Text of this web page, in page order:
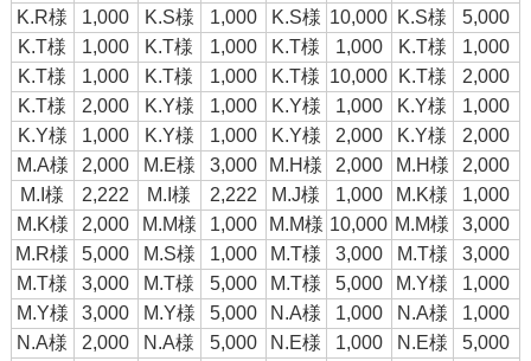
K.R様
1,000 K.S様 1,000 K.S様 10,000 K.S様
5,000
K.T様
1,000 K.T様 1,000 K.T様 1,000 K.T様
1,000
K.T様
1,000 K.T様 1,000 K.T様 10,000 K.T様
2,000
K.T様
2,000 K.Y様 1,000 K.Y様 1,000 K.Y様
1,000
K.Y様
1,000 K.Y様 1,000 K.Y様 2,000 K.Y様
2,000
M.A様
2,000 M.E様 3,000 M.H様 2,000 M.H様
2,000
M.I様
2,222 M.I様 2,222 M.J様 1,000 M.K様
1,000
M.K様
2,000 M.M様 1,000 M.M様 10,000 M.M様
3,000
M.R様
5,000 M.S様 1,000 M.T様 3,000 M.T様
3,000
M.T様
3,000 M.T様 5,000 M.T様 5,000 M.Y様
1,000
M.Y様
3,000 M.Y様 5,000 N.A様 1,000 N.A様
1,000
N.A様
2,000 N.A様 5,000 N.E様 1,000 N.E様
5,000